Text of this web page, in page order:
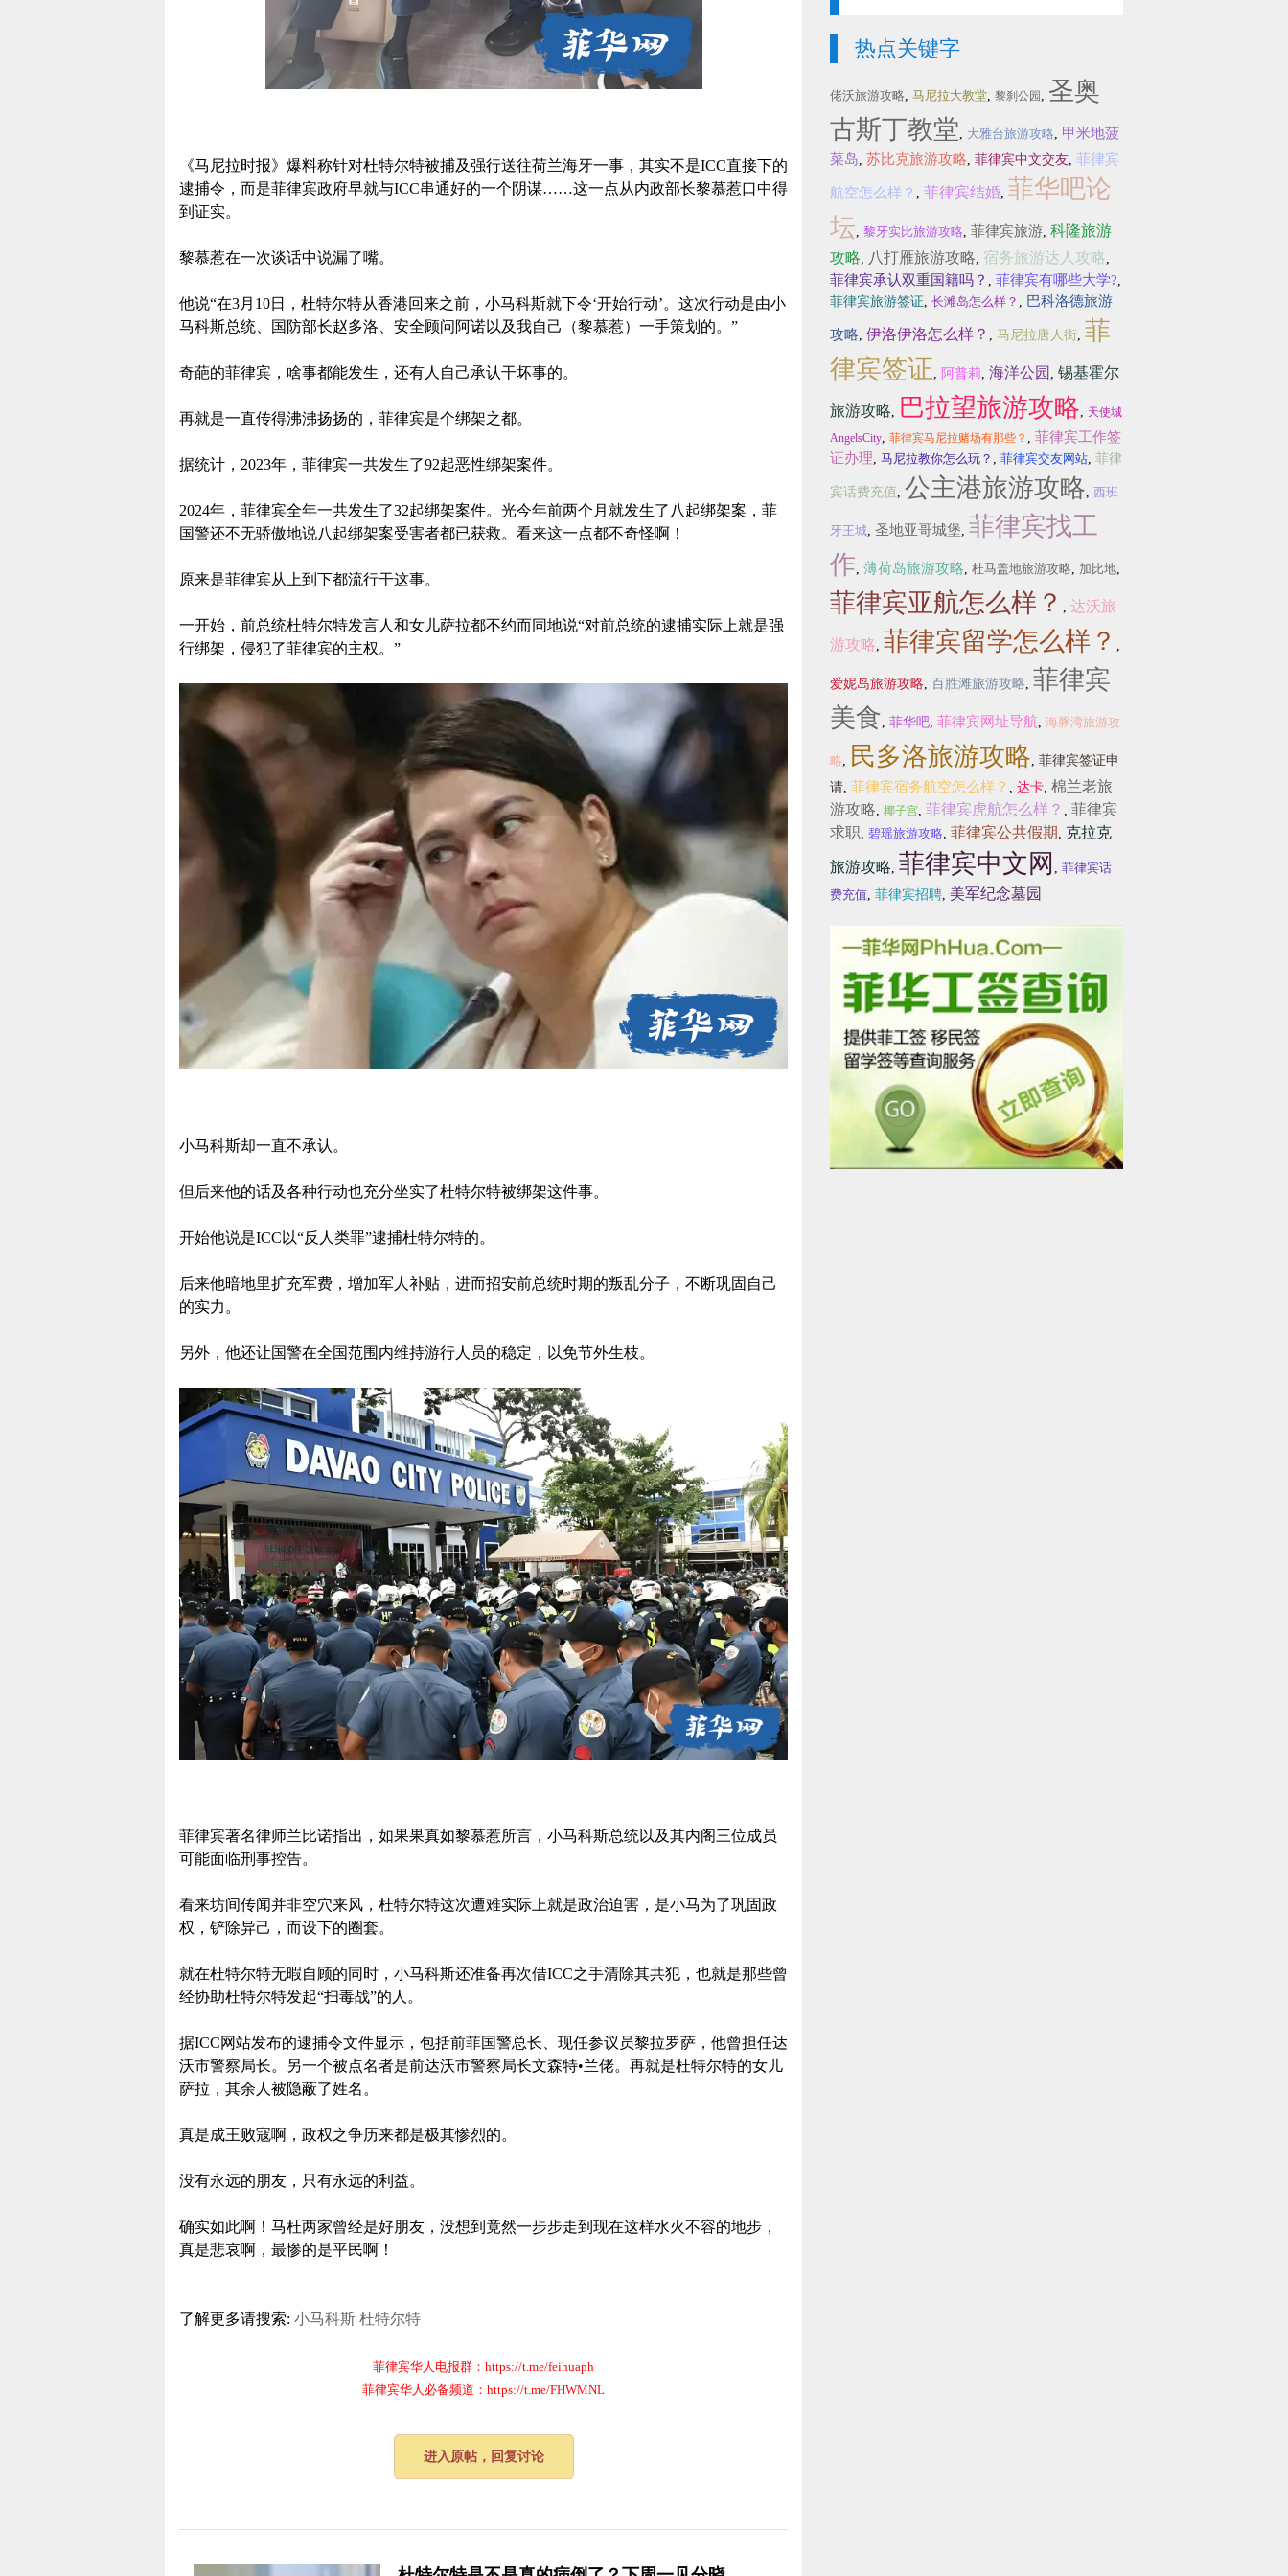
《马尼拉时报》爆料称针对杜特尔特被捕及强行送往荷兰海牙一事，其实不是ICC直接下的
逮捕令，而是菲律宾政府早就与ICC串通好的一个阴谋……这一点从内政部长黎慕惹口中得
到证实。
黎慕惹在一次谈话中说漏了嘴。
他说“在3月10日，杜特尔特从香港回来之前，小马科斯就下令‘开始行动’。这次行动是由小
马科斯总统、国防部长赵多洛、安全顾问阿诺以及我自己（黎慕惹）一手策划的。”
奇葩的菲律宾，啥事都能发生，还有人自己承认干坏事的。
再就是一直传得沸沸扬扬的，菲律宾是个绑架之都。
据统计，2023年，菲律宾一共发生了92起恶性绑架案件。
2024年，菲律宾全年一共发生了32起绑架案件。光今年前两个月就发生了八起绑架案，菲
国警还不无骄傲地说八起绑架案受害者都已获救。看来这一点都不奇怪啊！
原来是菲律宾从上到下都流行干这事。
一开始，前总统杜特尔特发言人和女儿萨拉都不约而同地说“对前总统的逮捕实际上就是强
行绑架，侵犯了菲律宾的主权。”
小马科斯却一直不承认。
但后来他的话及各种行动也充分坐实了杜特尔特被绑架这件事。
开始他说是ICC以“反人类罪”逮捕杜特尔特的。
后来他暗地里扩充军费，增加军人补贴，进而招安前总统时期的叛乱分子，不断巩固自己
的实力。
另外，他还让国警在全国范围内维持游行人员的稳定，以免节外生枝。
菲律宾著名律师兰比诺指出，如果果真如黎慕惹所言，小马科斯总统以及其内阁三位成员
可能面临刑事控告。
看来坊间传闻并非空穴来风，杜特尔特这次遭难实际上就是政治迫害，是小马为了巩固政
权，铲除异己，而设下的圈套。
就在杜特尔特无暇自顾的同时，小马科斯还准备再次借ICC之手清除其共犯，也就是那些曾
经协助杜特尔特发起“扫毒战”的人。
据ICC网站发布的逮捕令文件显示，包括前菲国警总长、现任参议员黎拉罗萨，他曾担任达
沃市警察局长。另一个被点名者是前达沃市警察局长文森特•兰佬。再就是杜特尔特的女儿
萨拉，其余人被隐蔽了姓名。
真是成王败寇啊，政权之争历来都是极其惨烈的。
没有永远的朋友，只有永远的利益。
确实如此啊！马杜两家曾经是好朋友，没想到竟然一步步走到现在这样水火不容的地步，
真是悲哀啊，最惨的是平民啊！
了解更多请搜索: 小马科斯 杜特尔特
菲律宾华人电报群：https://t.me/feihuaph
菲律宾华人必备频道：https://t.me/FHWMNL
进入原帖，回复讨论
热点关键字
佬沃旅游攻略, 马尼拉大教堂, 黎刹公园 , 圣奥
古斯丁教堂, 大雅台旅游攻略, 甲米地菠
菜岛, 苏比克旅游攻略, 菲律宾中文交友, 菲律宾
航空怎么样？ , 菲律宾结婚, 菲华吧论
坛, 黎牙实比旅游攻略, 菲律宾旅游, 科隆旅游
攻略, 八打雁旅游攻略, 宿务旅游达人攻略,
菲律宾承认双重国籍吗？ , 菲律宾有哪些大学?,
菲律宾旅游签证, 长滩岛怎么样？ , 巴科洛德旅游
攻略, 伊洛伊洛怎么样？ , 马尼拉唐人街, 菲
律宾签证, 阿普莉, 海洋公园 , 锡基霍尔
旅游攻略, 巴拉望旅游攻略, 天使城
AngelsCity, 菲律宾马尼拉赌场有那些？ , 菲律宾工作签
证办理, 马尼拉教你怎么玩？ , 菲律宾交友网站, 菲律
宾话费充值, 公主港旅游攻略, 西班
牙王城, 圣地亚哥城堡, 菲律宾找工
作, 薄荷岛旅游攻略, 杜马盖地旅游攻略, 加比地,
菲律宾亚航怎么样？ , 达沃旅
游攻略, 菲律宾留学怎么样？ ,
爱妮岛旅游攻略, 百胜滩旅游攻略, 菲律宾
美食, 菲华吧, 菲律宾网址导航, 海豚湾旅游攻
略, 民多洛旅游攻略, 菲律宾签证申
请, 菲律宾宿务航空怎么样？ , 达卡, 棉兰老旅
游攻略, 椰子宫, 菲律宾虎航怎么样？ , 菲律宾
求职, 碧瑶旅游攻略, 菲律宾公共假期 , 克拉克
旅游攻略, 菲律宾中文网 , 菲律宾话
费充值, 菲律宾招聘, 美军纪念墓园